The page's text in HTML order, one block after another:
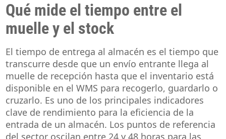
Qué mide el tiempo entre el
muelle y el stock
El tiempo de entrega al almacén es el tiempo que
transcurre desde que un envío entrante llega al
muelle de recepción hasta que el inventario está
disponible en el WMS para recogerlo, guardarlo o
cruzarlo. Es uno de los principales indicadores
clave de rendimiento para la eficiencia de la
entrada de un almacén. Los puntos de referencia